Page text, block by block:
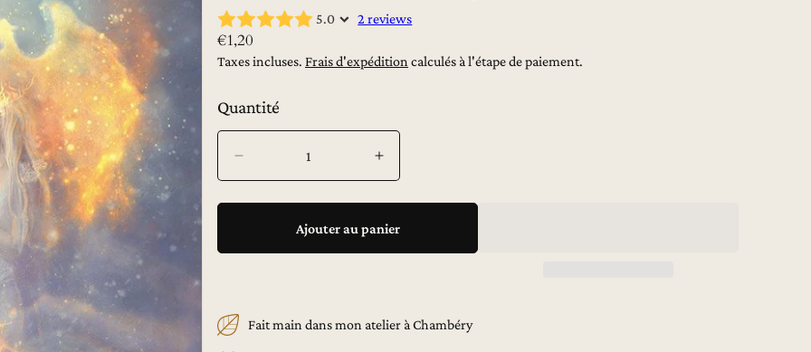
5.0 2 reviews
P
r
x
i
t
e
€1,20
Taxes incluses. Frais d'expédition calculés à l'étape de paiement.
Quantité
la
quantité
L&#39;envol
du
postale
Augmenter
la
quantité
L&#39;envol
du
postale
Ajouter au panier
Fait main dans mon atelier à Chambéry